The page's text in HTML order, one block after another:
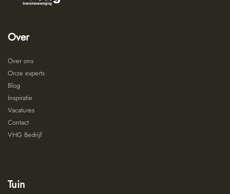
Over
Over ons
Onze experts
Blog
Inspiratie
Vacatures
Contact
VHG Bedrijf
Tuin